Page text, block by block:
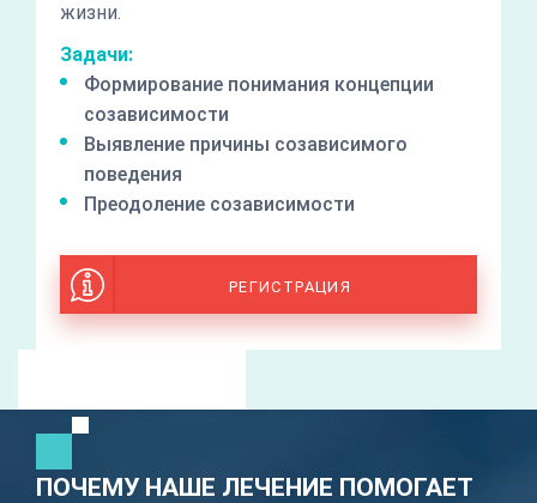
жизни.
Задачи:
Формирование понимания концепции
созависимости
Выявление причины созависимого
поведения
Преодоление созависимости
РЕГИСТРАЦИЯ
ПОЧЕМУ НАШЕ ЛЕЧЕНИЕ ПОМОГАЕТ